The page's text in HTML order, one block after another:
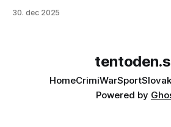
30. dec 2025
HomeCrimiWarSport
Powered by